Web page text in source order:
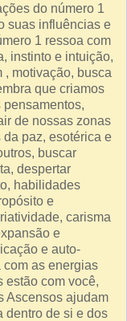
do número 1
suas influências e
1 ressoa com
instinto e intuição,
, motivação, busca
que criamos
de nossas zonas
paz, esotérica e
buscar
despertar
habilidades
e
carisma
e
e auto-
com as energias
estão com você,
Ascensos ajudam
dentro de si e dos